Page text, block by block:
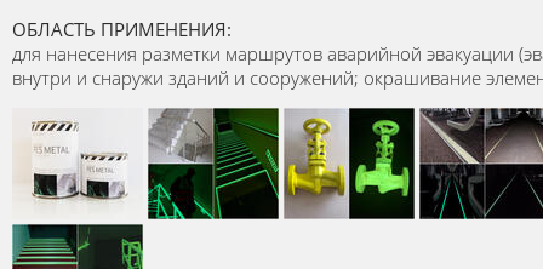
ОБЛАСТЬ ПРИМЕНЕНИЯ:
для нанесения разметки маршрутов аварийной эвакуации
внутри и снаружи зданий и сооружений; окрашивание